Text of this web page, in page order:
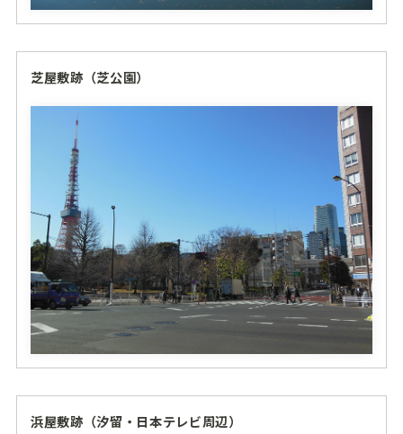
芝屋敷跡（芝公園）
浜屋敷跡（汐留・日本テレビ周辺）